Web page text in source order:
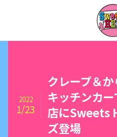
クレープ＆
キッチンカ
店にSweets
ズ登場
2022
1/23